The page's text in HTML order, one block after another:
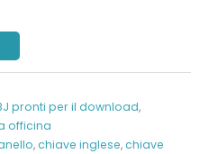
pronti per il download,
officina
,chiave inglese,chiave